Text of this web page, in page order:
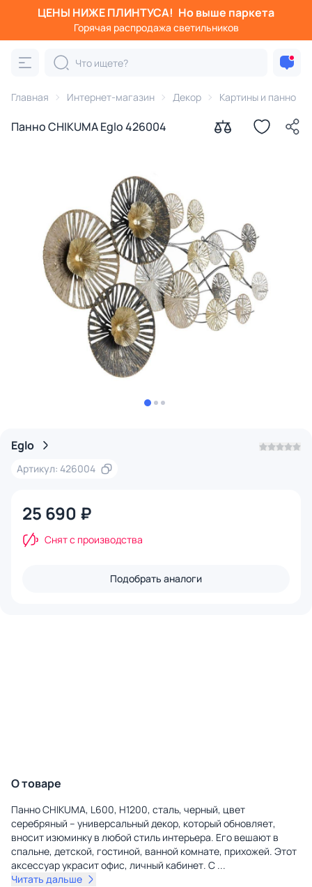
ЦЕНЫ НИЖЕ ПЛИНТУСА! Но выше паркета
Горячая распродажа светильников
Главная Интернет-магазин Декор Картины и панно
Панно CHIKUMA Eglo 426004
Eglo
Артикул: 426004
25 690 ₽
Снят с производства
Подобрать аналоги
О товаре
Панно CHIKUMA, L600, H1200, сталь, черный, цвет
серебряный – универсальный декор, который обновляет,
вносит изюминку в любой стиль интерьера. Его вешают в
спальне, детской, гостиной, ванной комнате, прихожей. Этот
аксессуар украсит офис, личный кабинет. С ...
Читать дальше